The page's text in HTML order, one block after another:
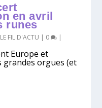
en avril
runes
LE FIL D'ACTU | 0 |
Europe et
grandes orgues (et